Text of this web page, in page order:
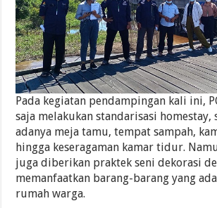
Pada kegiatan pendampingan kali ini,
saja melakukan standarisasi homestay,
adanya meja tamu, tempat sampah,
hingga keseragaman kamar tidur.
juga diberikan praktek seni dekorasi
memanfaatkan barang-barang yang
rumah warga.